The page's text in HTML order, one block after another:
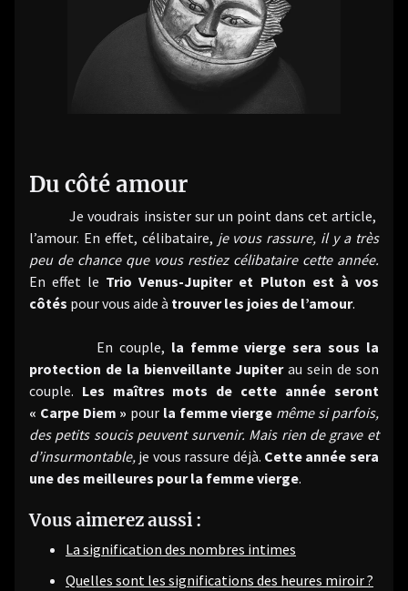
Du côté amour
Je voudrais insister sur un point dans cet article,
l’amour. En effet, célibataire, je vous rassure, il y a très
peu de chance que vous restiez célibataire cette année.
En effet le Trio Venus-Jupiter et Pluton est à vos
côtés pour vous aide à trouver les joies de l’amour.
En couple, la femme vierge sera sous la
protection de la bienveillante Jupiterau sein de son
couple. Les maîtres mots de cette année seront
« Carpe Diem » pour la femme vierge même si parfois,
des petits soucis peuvent survenir. Mais rien de grave et
d’insurmontable, je vous rassure déjà. Cette année sera
une des meilleures pour la femme vierge.
Vous aimerez aussi :
La signification des nombres intimes
Quelles sont les significations des heures miroir ?